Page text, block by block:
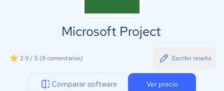
Microsoft Project
2.9 / 5 (8 comentarios) Escribir reseña
Comparar software Ver precio